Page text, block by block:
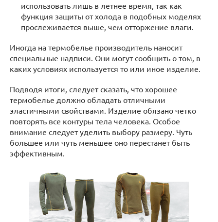
использовать лишь в летнее время, так как
функция защиты от холода в подобных моделях
прослеживается выше, чем отторжение влаги.
Иногда на термобелье производитель наносит
специальные надписи. Они могут сообщить о том, в
каких условиях используется то или иное изделие.
Подводя итоги, следует сказать, что хорошее
термобелье должно обладать отличными
эластичными свойствами. Изделие обязано четко
повторять все контуры тела человека. Особое
внимание следует уделить выбору размеру. Чуть
большее или чуть меньшее оно перестанет быть
эффективным.